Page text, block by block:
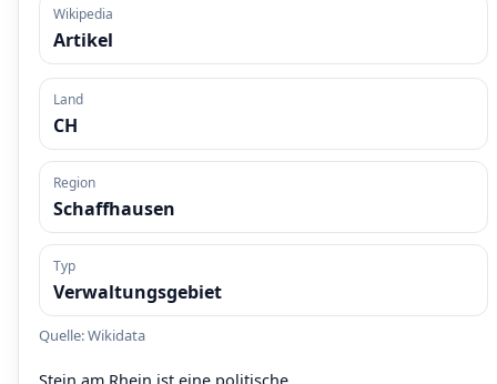
Wikipedia
Artikel
Land
CH
Region
Schaffhausen
Typ
Verwaltungsgebiet
Quelle: Wikidata